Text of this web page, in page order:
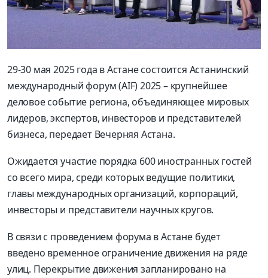
29-30 мая 2025 года в Астане состоится Астанинский
международный форум (AIF) 2025 – крупнейшее
деловое событие региона, объединяющее мировых
лидеров, экспертов, инвесторов и представителей
бизнеса, передает Вечерняя Астана.
Ожидается участие порядка 600 иностранных гостей
со всего мира, среди которых ведущие политики,
главы международных организаций, корпораций,
инвесторы и представители научных кругов.
В связи с проведением форума в Астане будет
введено временное ограничение движения на ряде
улиц. Перекрытие движения запланировано на